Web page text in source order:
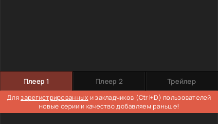
Плеер 1 Плеер 2 Трейлер
Длязарегистрированных и закладчиков (Ctrl+D) пользователей
новые серии и качество добавляем раньше!